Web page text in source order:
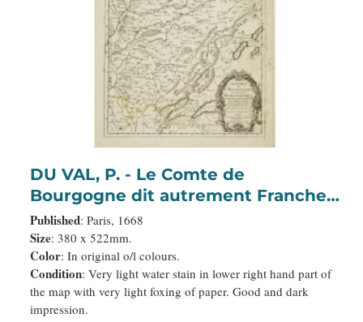
DU VAL, P. - Le Comte de
Bourgogne dit autrement Franche-
Comte . . .
Published: Paris, 1668
Size: 380 x 522mm.
Color: In original o/l colours.
Condition: Very light water stain in lower right hand part of
the map with very light foxing of paper. Good and dark
impression.